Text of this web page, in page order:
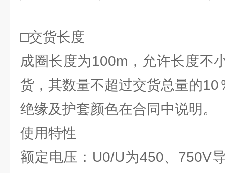
□交货长度
成圈长度为100m，允许长度不
货，其数量不超过交货总量的10
绝缘及护套颜色在合同中说明。
使用特性
额定电压：U0/U为450、750V